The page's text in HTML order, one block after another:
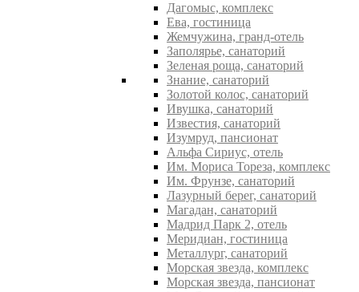
Дагомыс, комплекс
Ева, гостиница
Жемчужина, гранд-отель
Заполярье, санаторий
Зеленая роща, санаторий
Знание, санаторий
Золотой колос, санаторий
Ивушка, санаторий
Известия, санаторий
Изумруд, пансионат
Альфа Сириус, отель
Им. Мориса Тореза, комплекс
Им. Фрунзе, санаторий
Лазурный берег, санаторий
Магадан, санаторий
Мадрид Парк 2, отель
Меридиан, гостиница
Металлург, санаторий
Морская звезда, комплекс
Морская звезда, пансионат